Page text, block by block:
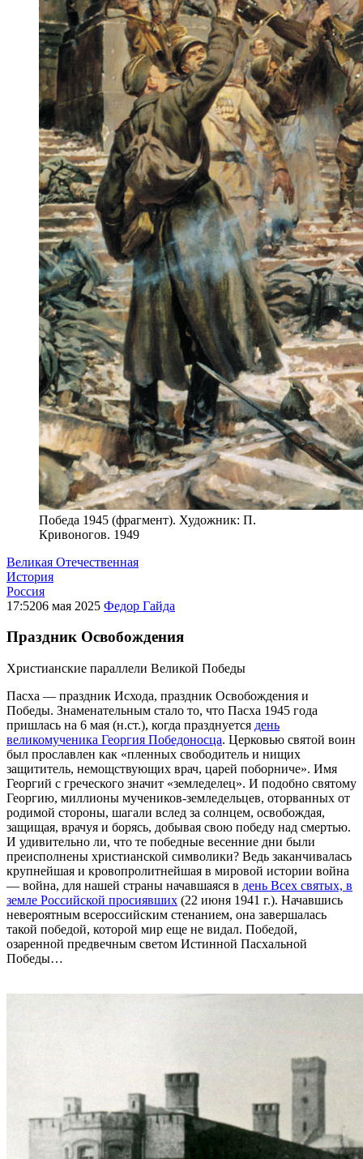
Победа 1945 (фрагмент). Художник: П.
Кривоногов. 1949
Великая Отечественная
История
Россия
17:5206 мая 2025 Федор Гайда
Праздник Освобождения
Христианские параллели Великой Победы
Пасха — праздник Исхода, праздник Освобождения и
Победы. Знаменательным стало то, что Пасха 1945 года
пришлась на 6 мая (н.ст.), когда празднуется день
великомученика Георгия Победоносца. Церковью святой воин
был прославлен как «пленных свободитель и нищих
защититель, немощствующих врач, царей поборниче». Имя
Георгий с греческого значит «земледелец». И подобно святому
Георгию, миллионы мучеников-земледельцев, оторванных от
родимой стороны, шагали вслед за солнцем, освобождая,
защищая, врачуя и борясь, добывая свою победу над смертью.
И удивительно ли, что те победные весенние дни были
преисполнены христианской символики? Ведь заканчивалась
крупнейшая и кровопролитнейшая в мировой истории война
— война, для нашей страны начавшаяся в день Всех святых, в
земле Российской просиявших (22 июня 1941 г.). Начавшись
невероятным всероссийским стенанием, она завершалась
такой победой, которой мир еще не видал. Победой,
озаренной предвечным светом Истинной Пасхальной
Победы…